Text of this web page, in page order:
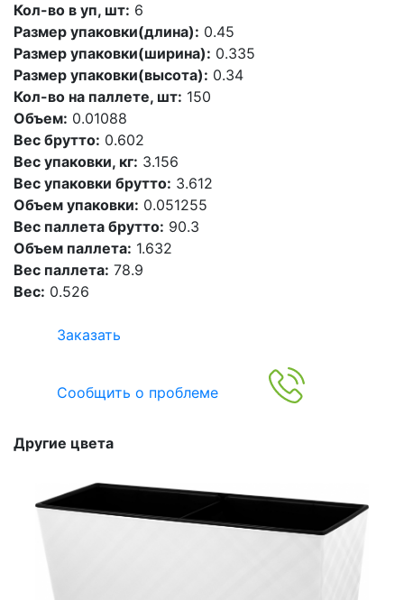
Кол-во в уп, шт: 6
Размер упаковки(длина): 0.45
Размер упаковки(ширина): 0.335
Размер упаковки(высота): 0.34
Кол-во на паллете, шт: 150
Объем: 0.01088
Вес брутто: 0.602
Вес упаковки, кг: 3.156
Вес упаковки брутто: 3.612
Объем упаковки: 0.051255
Вес паллета брутто: 90.3
Объем паллета: 1.632
Вес паллета: 78.9
Вес: 0.526
Заказать
Сообщить о проблеме
Другие цвета